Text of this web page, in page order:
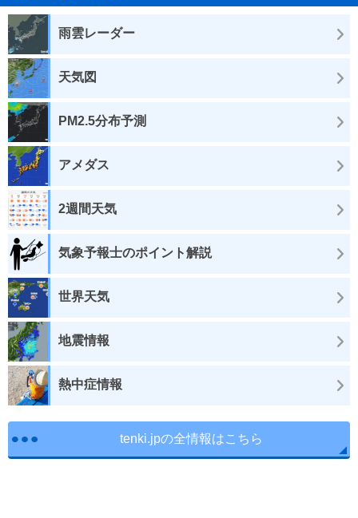
雨雲レーダー
天気図
PM2.5分布予測
アメダス
2週間天気
気象予報士のポイント解説
世界天気
地震情報
熱中症情報
tenki.jpの全情報はこちら